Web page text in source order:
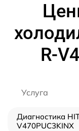
R-
Услуга
Диагностика
V470PUC3KINX